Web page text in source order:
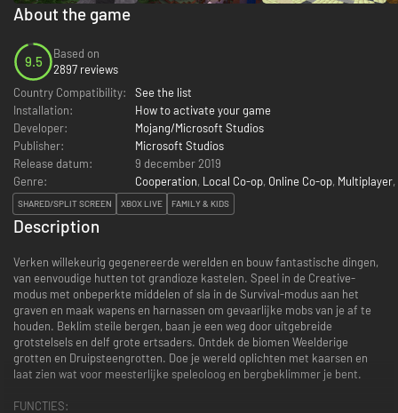
About the game
9.5
Based on
2897 reviews
Country Compatibility:
See the list
Installation:
How to activate your game
Developer:
Mojang/Microsoft Studios
Publisher:
Microsoft Studios
Release datum:
9 december 2019
Genre:
Cooperation, Local Co-op, Online Co-op, Multiplayer,
SHARED/SPLIT SCREEN XBOX LIVE FAMILY & KIDS
Description
Verken willekeurig gegenereerde werelden en bouw fantastische dingen,
van eenvoudige hutten tot grandioze kastelen. Speel in de Creative-
modus met onbeperkte middelen of sla in de Survival-modus aan het
graven en maak wapens en harnassen om gevaarlijke mobs van je af te
houden. Beklim steile bergen, baan je een weg door uitgebreide
grotstelsels en delf grote ertsaders. Ontdek de biomen Weelderige
grotten en Druipsteengrotten. Doe je wereld oplichten met kaarsen en
laat zien wat voor meesterlijke speleoloog en bergbeklimmer je bent.
FUNCTIES: